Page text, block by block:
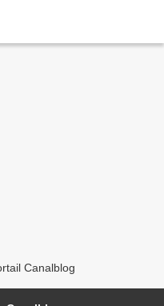
Canalblog